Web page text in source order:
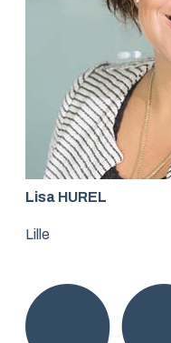
Lisa HUREL
Lille